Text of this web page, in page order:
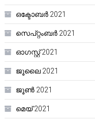
ഒക്ടോബർ 2021
സെപ്റ്റംബർ 2021
ഓഗസ്റ്റ്‌ 2021
ജൂലൈ 2021
ജൂൺ 2021
മെയ്‌ 2021